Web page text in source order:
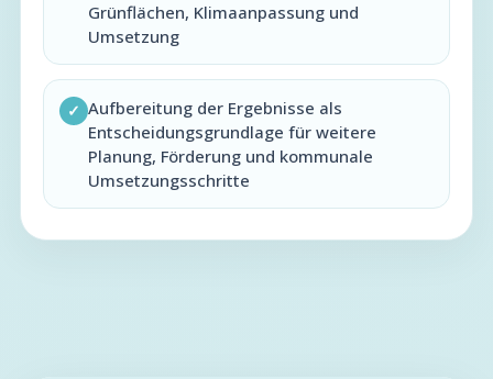
Grünflächen, Klimaanpassung und
Umsetzung
✓ Aufbereitung der Ergebnisse als
Entscheidungsgrundlage für weitere
Planung, Förderung und kommunale
Umsetzungsschritte